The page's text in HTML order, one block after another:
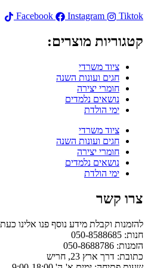
Facebook Instagram
מוצרים:
ציוד משרדי
חגים ועונות השנה
חומרי יצירה
נושאים נלמדים
ימי הולדת
ציוד משרדי
חגים ועונות השנה
חומרי יצירה
נושאים נלמדים
ימי הולדת
קשר
וקבלת מידע נוסף פנו אלינו כעת,
050-8588685
050-8688786
דרך ארץ 23, חריש